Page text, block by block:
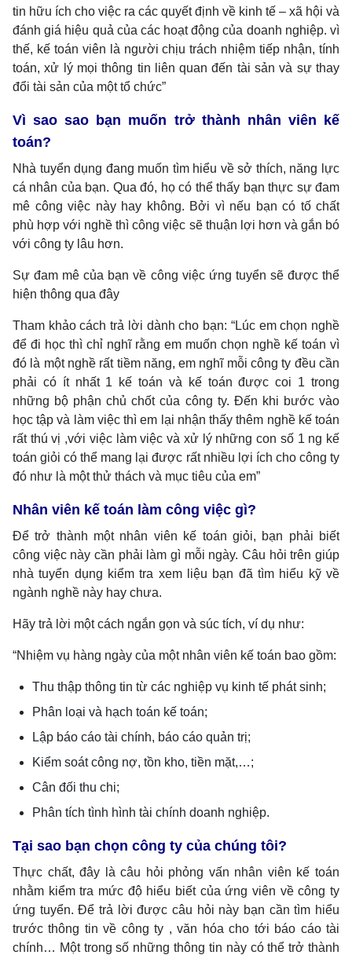
tin hữu ích cho việc ra các quyết định về kinh tế – xã hội và
đánh giá hiệu quả của các hoạt động của doanh nghiệp. vì
thế, kế toán viên là người chịu trách nhiệm tiếp nhận, tính
toán, xử lý mọi thông tin liên quan đến tài sản và sự thay
đổi tài sản của một tổ chức”
Vì sao sao bạn muốn trở thành nhân viên kế
toán?
Nhà tuyển dụng đang muốn tìm hiểu về sở thích, năng lực
cá nhân của bạn. Qua đó, họ có thể thấy bạn thực sự đam
mê công việc này hay không. Bởi vì nếu bạn có tố chất
phù hợp với nghề thì công việc sẽ thuận lợi hơn và gắn bó
với công ty lâu hơn.
Sự đam mê của bạn về công việc ứng tuyển sẽ được thể
hiện thông qua đây
Tham khảo cách trả lời dành cho bạn: “Lúc em chọn nghề
để đi học thì chỉ nghĩ rằng em muốn chọn nghề kế toán vì
đó là một nghề rất tiềm năng, em nghĩ mỗi công ty đều cần
phải có ít nhất 1 kế toán và kế toán được coi 1 trong
những bộ phận chủ chốt của công ty. Đến khi bước vào
học tập và làm việc thì em lại nhận thấy thêm nghề kế toán
rất thú vị ,với việc làm việc và xử lý những con số 1 ng kế
toán giỏi có thể mang lại được rất nhiều lợi ích cho công ty
đó như là một thử thách và mục tiêu của em”
Nhân viên kế toán làm công việc gì?
Để trở thành một nhân viên kế toán giỏi, bạn phải biết
công việc này cần phải làm gì mỗi ngày. Câu hỏi trên giúp
nhà tuyển dụng kiểm tra xem liệu bạn đã tìm hiểu kỹ về
ngành nghề này hay chưa.
Hãy trả lời một cách ngắn gọn và súc tích, ví dụ như:
“Nhiệm vụ hàng ngày của một nhân viên kế toán bao gồm:
Thu thập thông tin từ các nghiệp vụ kinh tế phát sinh;
Phân loại và hạch toán kế toán;
Lập báo cáo tài chính, báo cáo quản trị;
Kiểm soát công nợ, tồn kho, tiền mặt,…;
Cân đối thu chi;
Phân tích tình hình tài chính doanh nghiệp.
Tại sao bạn chọn công ty của chúng tôi?
Thực chất, đây là câu hỏi phỏng vấn nhân viên kế toán
nhằm kiểm tra mức độ hiểu biết của ứng viên về công ty
ứng tuyển. Để trả lời được câu hỏi này bạn cần tìm hiểu
trước thông tin về công ty , văn hóa cho tới báo cáo tài
chính… Một trong số những thông tin này có thể trở thành